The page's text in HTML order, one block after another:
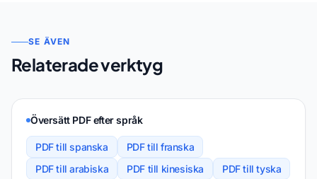
SE ÄVEN
Relaterade verktyg
Översätt PDF efter språk
PDF till spanska
PDF till franska
PDF till arabiska
PDF till kinesiska
PDF till tyska